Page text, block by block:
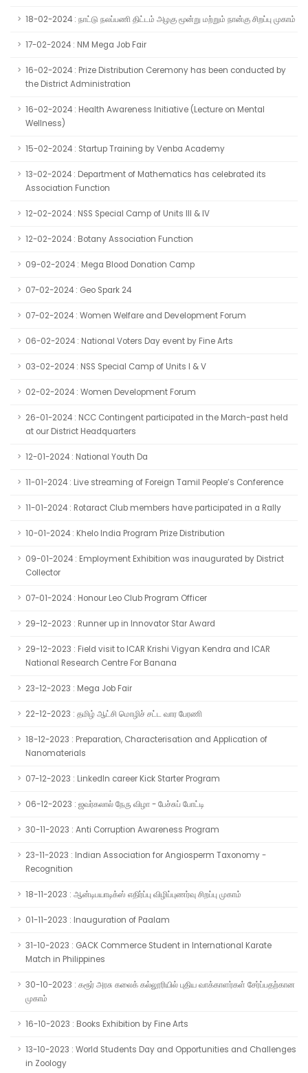
18-02-2024 : நாட்டு நலப்பணி திட்டம் அழகு மூன்று மற்றும் நான்கு சிறப்பு முகாம்
17-02-2024 : NM Mega Job Fair
16-02-2024 : Prize Distribution Ceremony has been conducted by
the District Administration
16-02-2024 : Health Awareness Initiative (Lecture on Mental
Wellness)
15-02-2024 : Startup Training by Venba Academy
13-02-2024 : Department of Mathematics has celebrated its
Association Function
12-02-2024 : NSS Special Camp of Units III & IV
12-02-2024 : Botany Association Function
09-02-2024 : Mega Blood Donation Camp
07-02-2024 : Geo Spark 24
07-02-2024 : Women Welfare and Development Forum
06-02-2024 : National Voters Day event by Fine Arts
03-02-2024 : NSS Special Camp of Units I & V
02-02-2024 : Women Development Forum
26-01-2024 : NCC Contingent participated in the March-past held
at our District Headquarters
12-01-2024 : National Youth Da
11-01-2024 : Live streaming of Foreign Tamil People’s Conference
11-01-2024 : Rotaract Club members have participated in a Rally
10-01-2024 : Khelo India Program Prize Distribution
09-01-2024 : Employment Exhibition was inaugurated by District
Collector
07-01-2024 : Honour Leo Club Program Officer
29-12-2023 : Runner up in Innovator Star Award
29-12-2023 : Field visit to ICAR Krishi Vigyan Kendra and ICAR
National Research Centre For Banana
23-12-2023 : Mega Job Fair
22-12-2023 : தமிழ் ஆட்சி மொழிச் சட்ட வார பேரணி
18-12-2023 : Preparation, Characterisation and Application of
Nanomaterials
07-12-2023 : LinkedIn career Kick Starter Program
06-12-2023 : ஜவர்கலால் நேரு விழா - பேச்சுப் போட்டி
30-11-2023 : Anti Corruption Awareness Program
23-11-2023 : Indian Association for Angiosperm Taxonomy -
Recognition
18-11-2023 : ஆன்டிபயாடிக்ஸ் எதிர்ப்பு விழிப்புணர்வு சிறப்பு முகாம்
01-11-2023 : Inauguration of Paalam
31-10-2023 : GACK Commerce Student in International Karate
Match in Philippines
30-10-2023 : கரூர் அரசு கலைக் கல்லூரியில் புதிய வாக்காளர்கள் சேர்ப்பதற்கான
முகாம்
16-10-2023 : Books Exhibition by Fine Arts
13-10-2023 : World Students Day and Opportunities and Challenges
in Zoology